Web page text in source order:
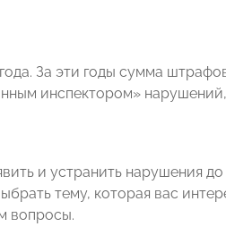
За эти годы сумма
инспектором»
и устранить нарушения
тему, которая вас
вопросы.